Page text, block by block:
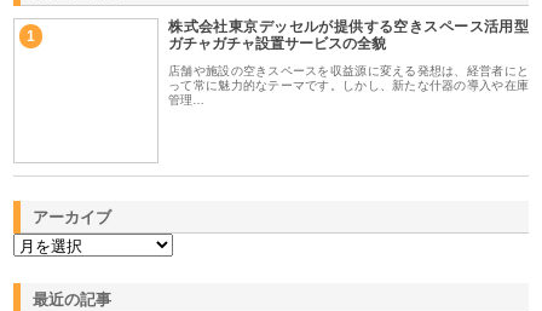
1
株式会社東京デッセルが提供する空きスペース活用型
ガチャガチャ設置サービスの全貌
店舗や施設の空きスペースを収益源に変える発想は、経営者にと
って常に魅力的なテーマです。しかし、新たな什器の導入や在庫
管理…
アーカイブ
最近の記事